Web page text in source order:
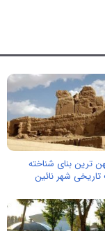
ترین بنای شناخته
شهر نائین